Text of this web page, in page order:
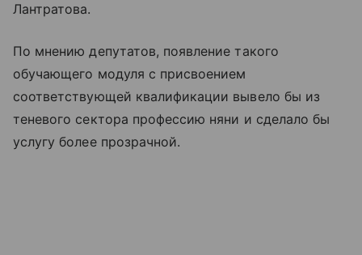
Лантратова.
По мнению депутатов, появление такого
обучающего модуля с присвоением
соответствующей квалификации вывело бы из
теневого сектора профессию няни и сделало бы
услугу более прозрачной.